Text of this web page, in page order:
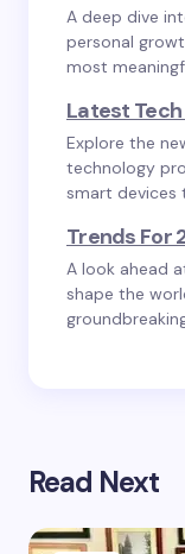
A deep dive
personal
most
Latest
Explore the
technology
smart
Trends For
A look ahead
shape the
Read Next